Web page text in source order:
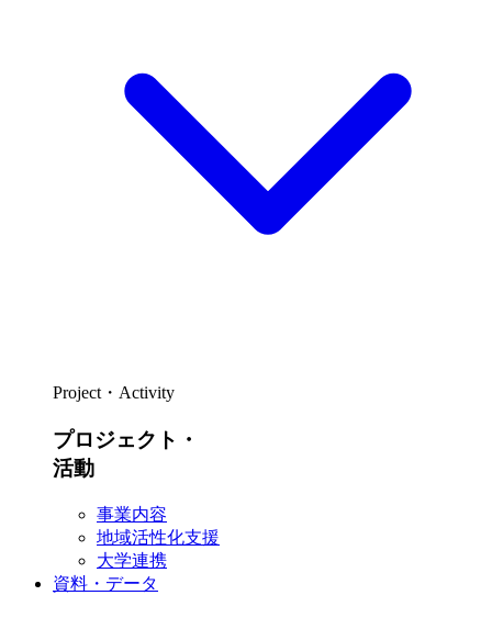
Project・Activity
プロジェクト・
活動
事業内容
地域活性化支援
大学連携
資料・データ